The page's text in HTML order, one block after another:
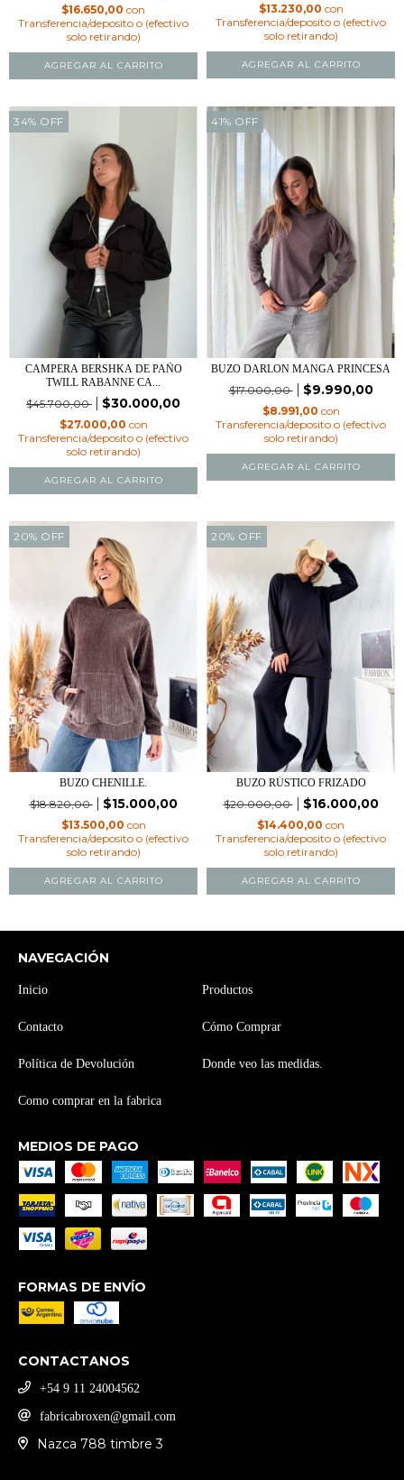
$16.650,00 con
Transferencia/deposito o (efectivo
solo retirando)
AGREGAR AL CARRITO
$13.230,00 con
Transferencia/deposito o (efectivo
solo retirando)
AGREGAR AL CARRITO
34% OFF
CAMPERA BERSHKA DE PAÑO
TWILL RABANNE CA...
$45.700,00 $30.000,00
$27.000,00 con
Transferencia/deposito o (efectivo
solo retirando)
AGREGAR AL CARRITO
41% OFF
BUZO DARLON MANGA PRINCESA
$17.000,00 $9.990,00
$8.991,00 con
Transferencia/deposito o (efectivo
solo retirando)
AGREGAR AL CARRITO
20% OFF
BUZO CHENILLE.
$18.820,00 $15.000,00
$13.500,00 con
Transferencia/deposito o (efectivo
solo retirando)
AGREGAR AL CARRITO
20% OFF
BUZO RÚSTICO FRIZADO
$20.000,00 $16.000,00
$14.400,00 con
Transferencia/deposito o (efectivo
solo retirando)
AGREGAR AL CARRITO
NAVEGACIÓN
Inicio Productos
Contacto Cómo Comprar
Política de Devolución Donde veo las medidas.
Como comprar en la fabrica
MEDIOS DE PAGO
FORMAS DE ENVÍO
CONTACTANOS
‪+54 9 11 24004562
fabricabroxen@gmail.com
Nazca 788 timbre 3